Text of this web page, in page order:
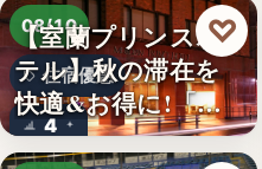
08/10
住宿優惠
4
【室蘭プリンスホ
テル】秋の滞在を
快適&お得に!「じ
ゃらん…
♡